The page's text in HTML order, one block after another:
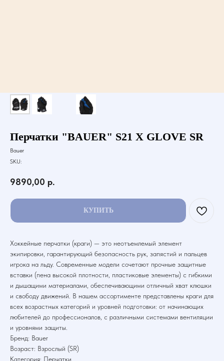
Перчатки "BAUER" S21 X GLOVE SR
Bauer
SKU:
9890,00 р.
КУПИТЬ
Хоккейные перчатки (краги) — это неотъемлемый элемент
экипировки, гарантирующий безопасность рук, запястий и пальцев
игрока на льду. Современные модели сочетают прочные защитные
вставки (пена высокой плотности, пластиковые элементы) с гибкими
и дышащими материалами, обеспечивающими отличный хват клюшки
и свободу движений. В нашем ассортименте представлены краги для
всех возрастных категорий и уровней подготовки: от начинающих
любителей до профессионалов, с различными системами вентиляции
и уровнями защиты.
Бренд: Bauer
Возраст: Взрослый (SR)
Категория: Перчатки